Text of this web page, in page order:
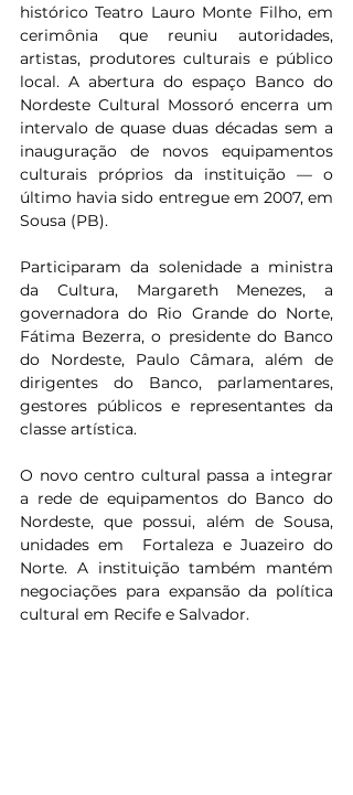
histórico Teatro Lauro Monte Filho, em
cerimônia que reuniu autoridades,
artistas, produtores culturais e público
local. A abertura do espaço Banco do
Nordeste Cultural Mossoró encerra um
intervalo de quase duas décadas sem a
inauguração de novos equipamentos
culturais próprios da instituição — o
último havia sido entregue em 2007, em
Sousa (PB).
Participaram da solenidade a ministra
da Cultura, Margareth Menezes, a
governadora do Rio Grande do Norte,
Fátima Bezerra, o presidente do Banco
do Nordeste, Paulo Câmara, além de
dirigentes do Banco, parlamentares,
gestores públicos e representantes da
classe artística.
O novo centro cultural passa a integrar
a rede de equipamentos do Banco do
Nordeste, que possui, além de Sousa,
unidades em  Fortaleza e Juazeiro do
Norte. A instituição também mantém
negociações para expansão da política
cultural em Recife e Salvador.